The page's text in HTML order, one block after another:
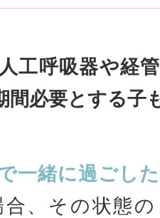
人工呼吸器や経
間必要とする子
で一緒に過ごし
、その状態